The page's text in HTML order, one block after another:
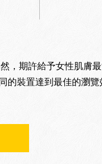
，期許給予女性肌膚
的裝置達到最佳的瀏覽